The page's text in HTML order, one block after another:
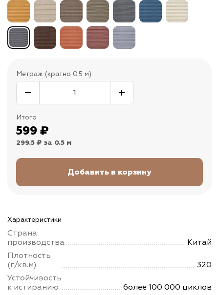
Метраж (кратно 0.5 м)
Итого
599 ₽
299.5 ₽ за 0.5 м
Характеристики
Страна
производства
Китай
Плотность
(г/кв.м)
320
Устойчивость
к истиранию
более 100 000 циклов